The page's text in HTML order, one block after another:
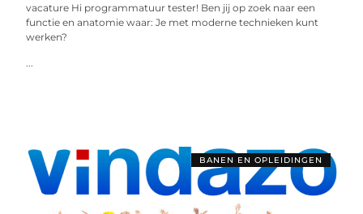
vacature Hi programmatuur tester! Ben jij op zoek naar een
functie en anatomie waar: Je met moderne technieken kunt
werken?
...
BANEN EN OPLEIDINGEN